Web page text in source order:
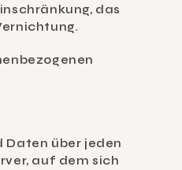
das
über jeden
auf dem sich